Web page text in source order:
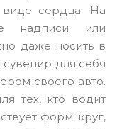
сердца. На
надписи или
даже носить в
для себя
своего авто.
тех, кто водит
форм: круг,